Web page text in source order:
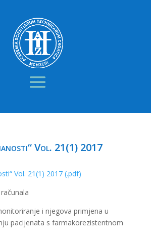
Vol. 21(1) 2017
Vol. 21(1) 2017 (.pdf)
i njegova primjena u
pacijenata s farmakorezistentnom